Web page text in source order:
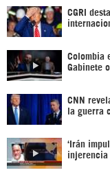
CGRI
Colombia
Gabinete
CNN
la guerra
‘Irán
injerencia